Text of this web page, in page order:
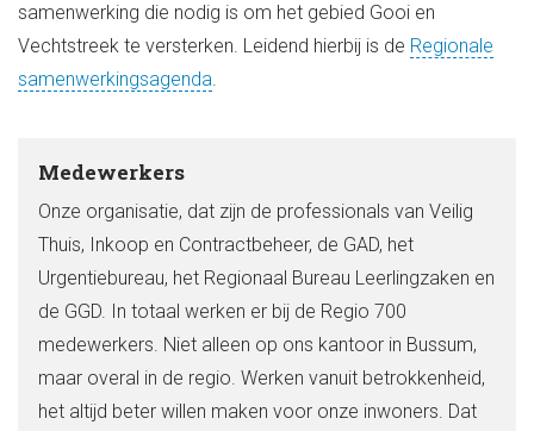
samenwerking die nodig is om het gebied Gooi en
Vechtstreek te versterken. Leidend hierbij is de Regionale
samenwerkingsagenda.
Medewerkers
Onze organisatie, dat zijn de professionals van Veilig
Thuis, Inkoop en Contractbeheer, de GAD, het
Urgentiebureau, het Regionaal Bureau Leerlingzaken en
de GGD. In totaal werken er bij de Regio 700
medewerkers. Niet alleen op ons kantoor in Bussum,
maar overal in de regio. Werken vanuit betrokkenheid,
het altijd beter willen maken voor onze inwoners. Dat